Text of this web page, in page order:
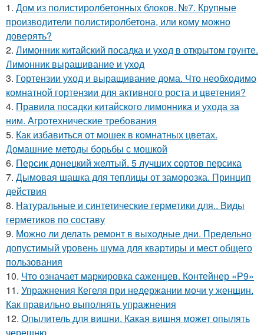
1. Дом из полистиролбетонных блоков. №7. Крупные
производители полистиролбетона, или кому можно
доверять?
2. Лимонник китайский посадка и уход в открытом грунте.
Лимонник выращивание и уход
3. Гортензии уход и выращивание дома. Что необходимо
комнатной гортензии для активного роста и цветения?
4. Правила посадки китайского лимонника и ухода за
ним. Агротехнические требования
5. Как избавиться от мошек в комнатных цветах.
Домашние методы борьбы с мошкой
6. Персик донецкий желтый. 5 лучших сортов персика
7. Дымовая шашка для теплицы от заморозка. Принцип
действия
8. Натуральные и синтетические герметики для.. Виды
герметиков по составу
9. Можно ли делать ремонт в выходные дни. Предельно
допустимый уровень шума для квартиры и мест общего
пользования
10. Что означает маркировка саженцев. Контейнер «Р9»
11. Упражнения Кегеля при недержании мочи у женщин.
Как правильно выполнять упражнения
12. Опылитель для вишни. Какая вишня может опылять